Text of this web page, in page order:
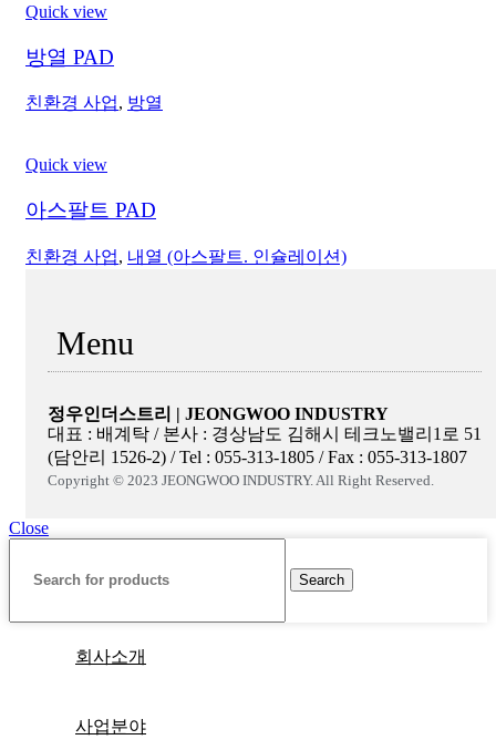
Quick view
방열 PAD
친환경 사업, 방열
Quick view
아스팔트 PAD
친환경 사업, 내열 (아스팔트. 인슐레이션)
Menu
정우인더스트리 | JEONGWOO INDUSTRY
대표 : 배계탁 / 본사 : 경상남도 김해시 테크노밸리1로 51
(담안리 1526-2) / Tel : 055-313-1805 / Fax : 055-313-1807
Copyright © 2023 JEONGWOO INDUSTRY. All Right Reserved.
Close
Search
회사소개
사업분야